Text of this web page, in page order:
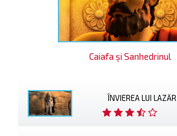
Caiafa şi Sanhedrinul
ÎNVIEREA LUI LAZĂR